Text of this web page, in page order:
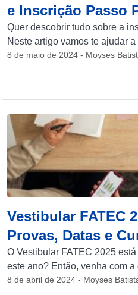
e Inscrição Passo
Quer descobrir tudo sobre a
Neste artigo vamos te ajudar a
8 de maio de 2024 - Moyses
Vestibular FATEC
Provas, Datas e
O Vestibular FATEC 2025
este ano? Então, venha com a
8 de abril de 2024 - Moyses